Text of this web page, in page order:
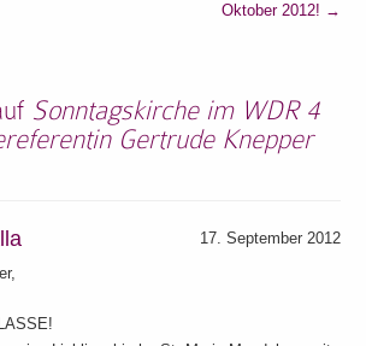
Oktober 2012! →
Sonntagskirche im WDR 4
Gertrude Knepper
17. September 2012